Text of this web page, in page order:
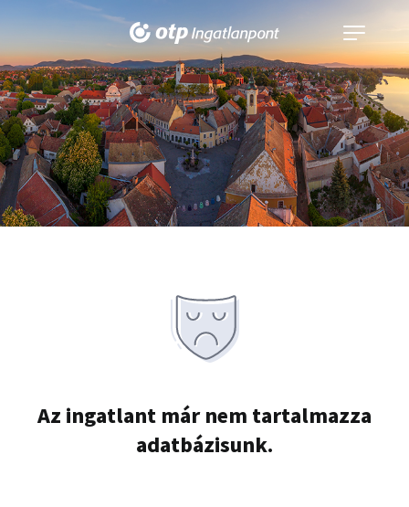
Navigáció
kinyitása
Az ingatlant már nem tartalmazza
adatbázisunk.